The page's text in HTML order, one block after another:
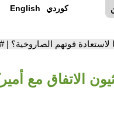
English كوردي
قوتهم الصاروخية؟ |
الاتفاق مع